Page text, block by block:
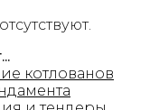
котлованов